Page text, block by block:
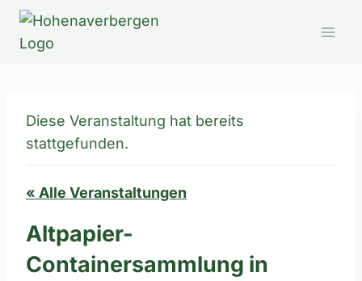
Zum
springen
Diese Veranstaltung hat bereits
stattgefunden.
« Alle Veranstaltungen
Altpapier-
Containersammlung in